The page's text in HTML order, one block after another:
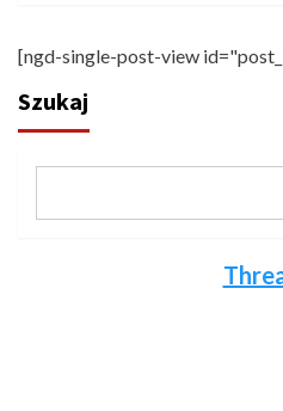
[ngd-single-post-view
Szukaj